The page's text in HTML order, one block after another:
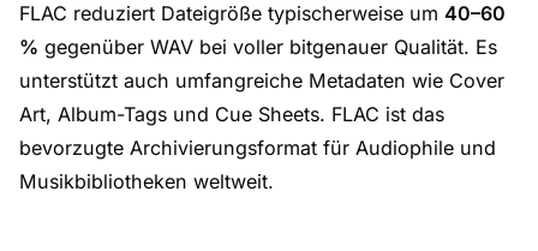
FLAC reduziert Dateigröße typischerweise um 40–60
% gegenüber WAV bei voller bitgenauer Qualität. Es
unterstützt auch umfangreiche Metadaten wie Cover
Art, Album-Tags und Cue Sheets. FLAC ist das
bevorzugte Archivierungsformat für Audiophile und
Musikbibliotheken weltweit.